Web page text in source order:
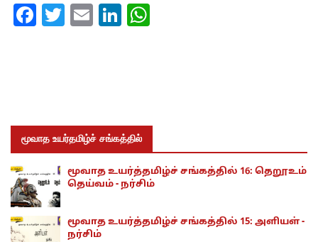
Facebook
Twitter
EmailLinkedIn
மூவாத உயர்தமிழ்ச் சங்கத்தில்
மூவாத உயர்த்தமிழ்ச் சங்கத்தில் 16: தெறூஉம்
தெய்வம் - நர்சிம்
மூவாத உயர்த்தமிழ்ச் சங்கத்தில் 15: அளியள் -
நர்சிம்